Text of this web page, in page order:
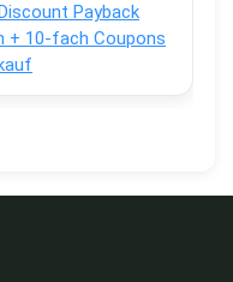
Payback
+ 10-fach Coupons